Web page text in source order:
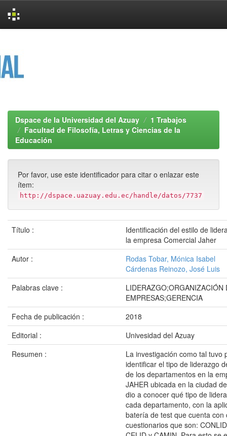
Dspace de la Universidad del Azuay
1 Trabajos
Facultad de Filosofía, Letras y Ciencias de la
Educación
Por favor, use este identificador para citar o enlazar este
ítem:
http://dspace.uazuay.edu.ec/handle/datos/7737
Título :
Identificación del estilo de
la empresa Comercial Jaher
Autor :
Rodas Tobar, Mónica Isabel
Cárdenas Reinozo, José Luis
Palabras clave :
LIDERAZGO;ORGANIZACIÓN
EMPRESAS;GERENCIA
Fecha de publicación :
2018
Editorial :
Univesidad del Azuay
Resumen :
La investigación como tal tuvo
identificar el tipo de liderazgo
de los departamentos en la
JAHER ubicada en la ciudad
dio a conocer qué tipo de
cada departamento, con la
batería de test que cuenta con
cuestionarios que son: